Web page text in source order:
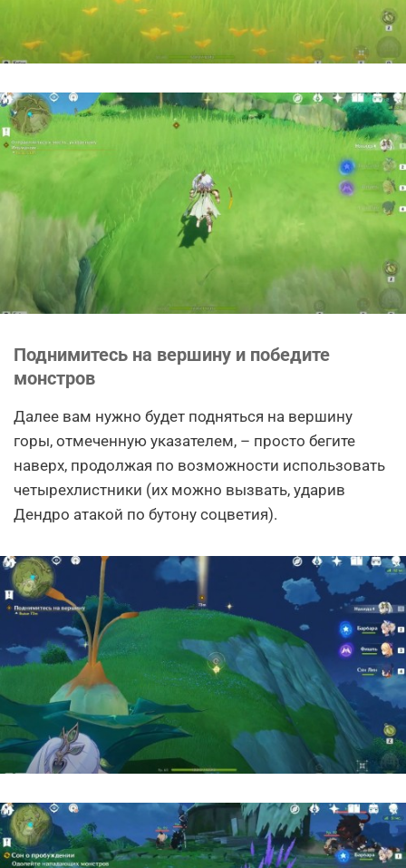
Поднимитесь на вершину и победите
монстров
Далее вам нужно будет подняться на вершину
горы, отмеченную указателем, – просто бегите
наверх, продолжая по возможности использовать
четырехлистники (их можно вызвать, ударив
Дендро атакой по бутону соцветия).